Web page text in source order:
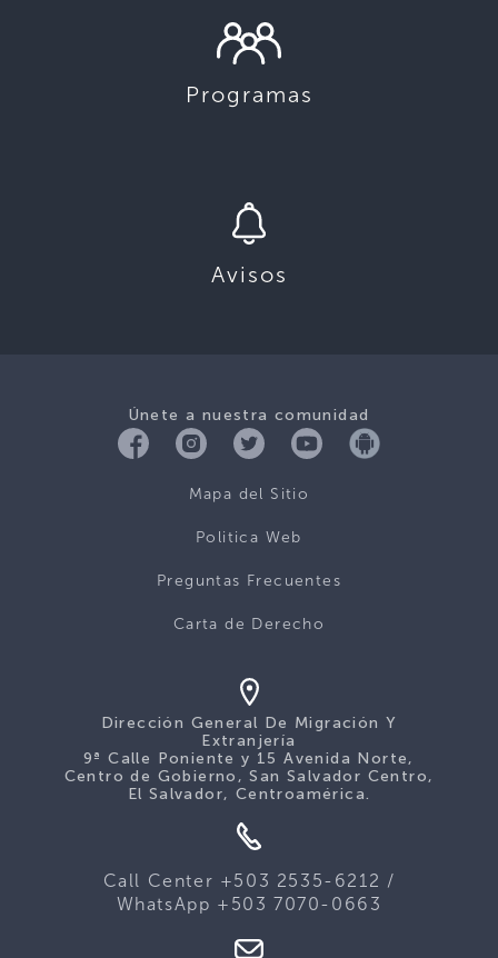
Programas
Avisos
Únete a nuestra comunidad
Mapa del Sitio
Politica Web
Preguntas Frecuentes
Carta de Derecho
Dirección General De Migración Y
Extranjería
9ª Calle Poniente y 15 Avenida Norte,
Centro de Gobierno, San Salvador Centro,
El Salvador, Centroamérica.
Call Center +503 2535-6212 /
WhatsApp +503 7070-0663